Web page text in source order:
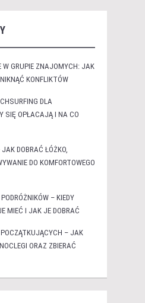
W GRUPIE ZNAJOMYCH: JAK
KONFLIKTÓW
DLA
SIĘ OPŁACAJĄ I NA CO
DOBRAĆ ŁÓŻKO,
DO KOMFORTOWEGO
– KIEDY
MIEĆ I JAK JE DOBRAĆ
– JAK
ORAZ ZBIERAĆ